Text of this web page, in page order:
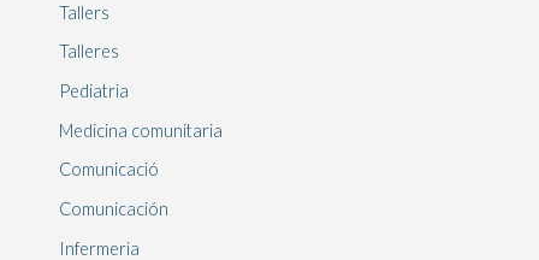
Tallers
Talleres
Pediatria
Medicina comunitaria
Comunicació
Comunicación
Infermeria